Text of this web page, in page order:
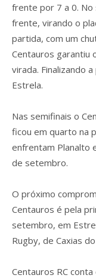
frente por 7 a 0. No
frente, virando o
partida, com um
Centauros garantiu
virada. Finalizando
Estrela.
Nas semifinais o
ficou em quarto na
enfrentam Planalto
de setembro.
O próximo
Centauros é pela
setembro, em
Rugby, de Caxias do
Centauros RC